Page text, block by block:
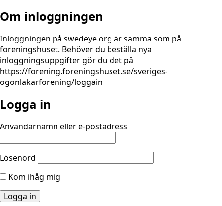
Om inloggningen
Inloggningen på swedeye.org är samma som på
foreningshuset. Behöver du beställa nya
inloggningsuppgifter gör du det på
https://forening.foreningshuset.se/sveriges-
ogonlakarforening/loggain
Logga in
Användarnamn eller e‑postadress
Lösenord
Kom ihåg mig